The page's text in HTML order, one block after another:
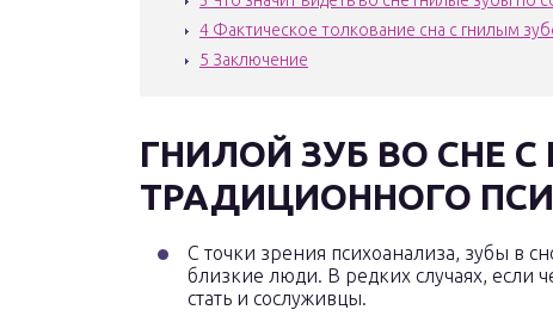
4 Фактическое толкование сна с гнилым
5 Заключение
ГНИЛОЙ ЗУБ ВО СНЕ
ТРАДИЦИОННОГО
С точки зрения психоанализа, зубы в
близкие люди. В редких случаях, если
стать и сослуживцы.